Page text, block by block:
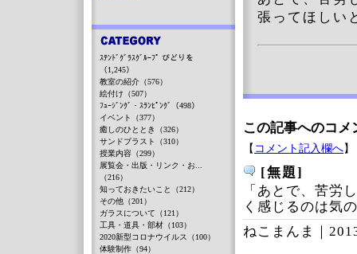
張ってほしい
この記事へのコメ
【 コメント記入欄へ】
[無題]
「あとで、苦労
く感じるのは気
ねこまんま｜
ｽﾃﾝﾄﾞｸﾞﾗｽｸﾞﾙｰﾌﾟ びどりを
（1,245）
教室の紹介（576）
絵付け（507）
ﾌｭｰｼﾞﾝｸﾞ・ｽﾗﾝﾋﾟﾝｸﾞ（498）
イベント（377）
癒しのひととき（326）
サンドブラスト（310）
授業内容（299）
展覧会・出版・リンク・お...
（216）
知っておきたいこと（212）
その他（201）
ガラスについて（121）
工具・道具・部材（103）
2020新型コロナウイルス（100）
体験制作（94）